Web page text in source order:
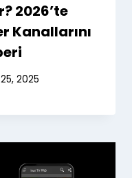
2026’te
Kanallarını
2025